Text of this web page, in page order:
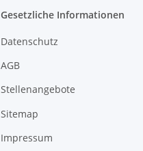
Gesetzliche Informationen
Datenschutz
AGB
Stellenangebote
Sitemap
Impressum